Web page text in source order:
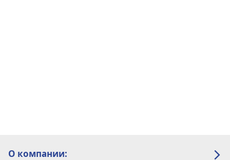
О компании: